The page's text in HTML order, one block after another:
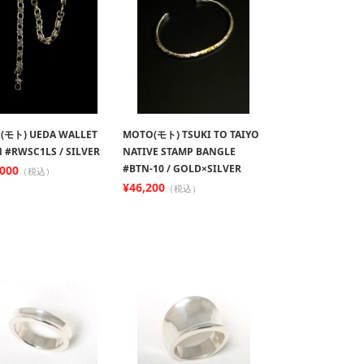
モト) UEDA WALLET
#RWSC1LS / SILVER
（税込）
MOTO(モト) TSUKI TO TAIYO
NATIVE STAMP BANGLE
#BTN-10 / GOLD×SILVER
¥46,200（税込）